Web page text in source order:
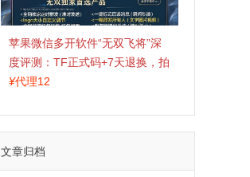
苹果微信多开软件“无双飞将”深
度评测：TF正式码+7天退换，拍
拍卡激活码商城正品保障
¥代理12
文章归档